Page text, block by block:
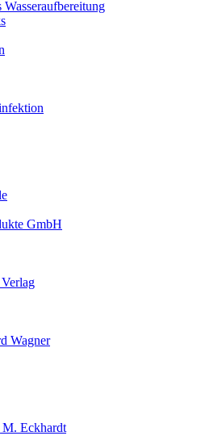
Wasseraufbereitung
GmbH
Wagner
M. Eckhardt